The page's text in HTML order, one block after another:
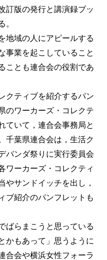
訂版の発行と講演録ブッ
。
地域の人にアピールする
事業を起こしていること
ことも連合会の役割であ
クティブを紹介するパン
のワーカーズ・コレクテ
ていて，連合会事務局と
千葉県連合会は，生活ク
バンダ祭りに実行委員会
ワーカーズ・コレクティ
やサンドイッチを出し，
ブ紹介のパンフレットも
ばらまこうと思っている
かもあって」思うように
合会や横浜女性フォーラ